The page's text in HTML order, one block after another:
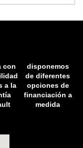
con
a la
disponemos
de diferentes
opciones de
financiación a
medida